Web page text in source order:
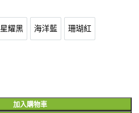
星耀黑
星耀黑 海洋藍
海洋藍 珊瑚紅
珊瑚紅
加入購物車